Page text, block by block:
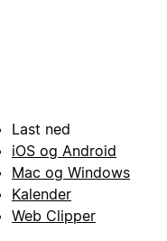
Last ned
iOS og Android
Mac og Windows
Kalender
Web Clipper